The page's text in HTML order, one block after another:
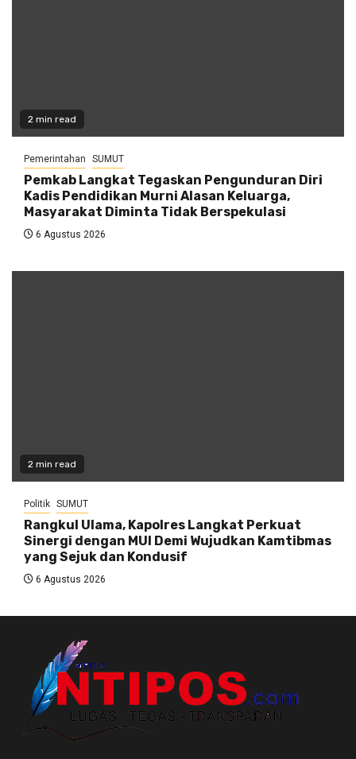
2 min read
Pemerintahan SUMUT
Pemkab Langkat Tegaskan Pengunduran Diri
Kadis Pendidikan Murni Alasan Keluarga,
Masyarakat Diminta Tidak Berspekulasi
6 Agustus 2026
2 min read
Politik SUMUT
Rangkul Ulama, Kapolres Langkat Perkuat
Sinergi dengan MUI Demi Wujudkan Kamtibmas
yang Sejuk dan Kondusif
6 Agustus 2026